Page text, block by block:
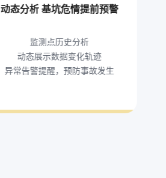
动态分析 基坑危情提前预警
监测点历史分析
动态展示数据变化轨迹
异常告警提醒，预防事故发生